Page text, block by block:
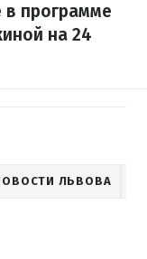
в программе
на 24
ЛЬВОВА